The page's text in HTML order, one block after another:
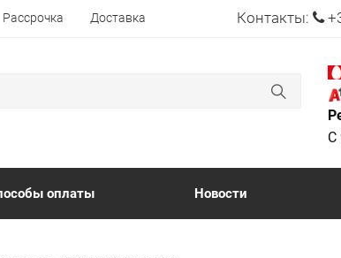
Рассрочка Доставка Контакты:
С
оплаты Новости